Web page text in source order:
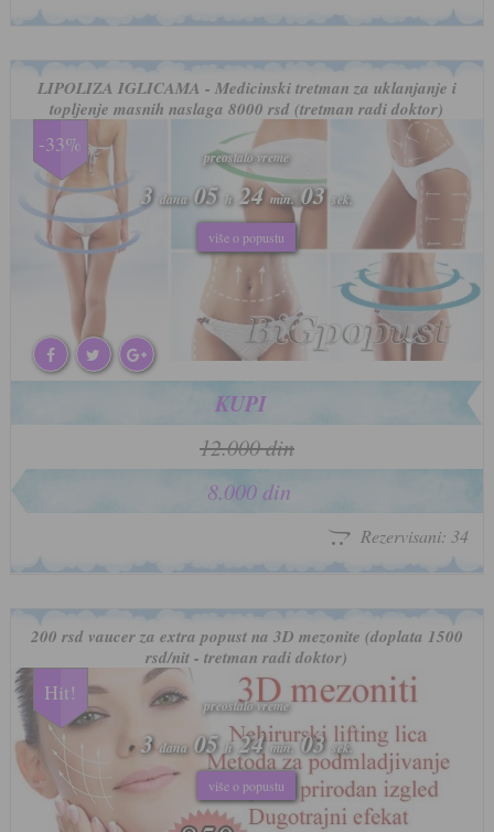
LIPOLIZA IGLICAMA - Medicinski tretman za uklanjanje i
topljenje masnih naslaga 8000 rsd (tretman radi doktor)
-33%
preostalo vreme
3 dana 05 h 24min. 00 sek.
više o popustu
preostalo vreme
3 dana 05 h 24min. 00 sek.
više o popustu
KUPI
12.000 din
8.000 din
Rezervisani: 34
200 rsd vaucer za extra popust na 3D mezonite (doplata 1500
rsd/nit - tretman radi doktor)
Hit!
preostalo vreme
3 dana 05 h 24min. 00 sek.
više o popustu
preostalo vreme
3 dana 05 h 24min. 00 sek.
više o popustu